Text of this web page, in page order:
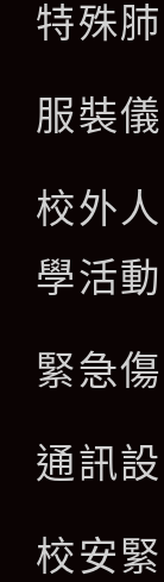
特殊
服裝
校外
學活
緊急
通訊
校安